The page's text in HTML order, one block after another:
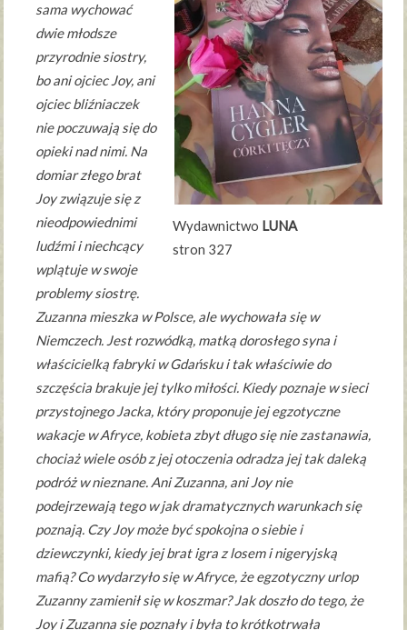
Wydawnictwo LUNA
stron 327
sama wychować
dwie młodsze
przyrodnie siostry,
bo ani ojciec Joy, ani
ojciec bliźniaczek
nie poczuwają się do
opieki nad nimi. Na
domiar złego brat
Joy związuje się z
nieodpowiednimi
ludźmi i niechcący
wplątuje w swoje
problemy siostrę.
Zuzanna mieszka w Polsce, ale wychowała się w
Niemczech. Jest rozwódką, matką dorosłego syna i
właścicielką fabryki w Gdańsku i tak właściwie do
szczęścia brakuje jej tylko miłości. Kiedy poznaje w sieci
przystojnego Jacka, który proponuje jej egzotyczne
wakacje w Afryce, kobieta zbyt długo się nie zastanawia,
chociaż wiele osób z jej otoczenia odradza jej tak daleką
podróż w nieznane. Ani Zuzanna, ani Joy nie
podejrzewają tego w jak dramatycznych warunkach się
poznają. Czy Joy może być spokojna o siebie i
dziewczynki, kiedy jej brat igra z losem i nigeryjską
mafią? Co wydarzyło się w Afryce, że egzotyczny urlop
Zuzanny zamienił się w koszmar? Jak doszło do tego, że
Joy i Zuzanna się poznały i była to krótkotrwała